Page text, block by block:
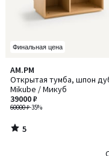
Финальная цена
AM.PM
Открытая тумба, шпон
Mikube / Микуб
60000 ₽-35%
39000 ₽
5
/
5
5
/